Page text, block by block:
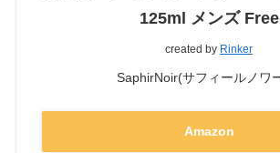
125ml メンズ Free
created by Rinker
SaphirNoir(サフィールノワ
Amazon